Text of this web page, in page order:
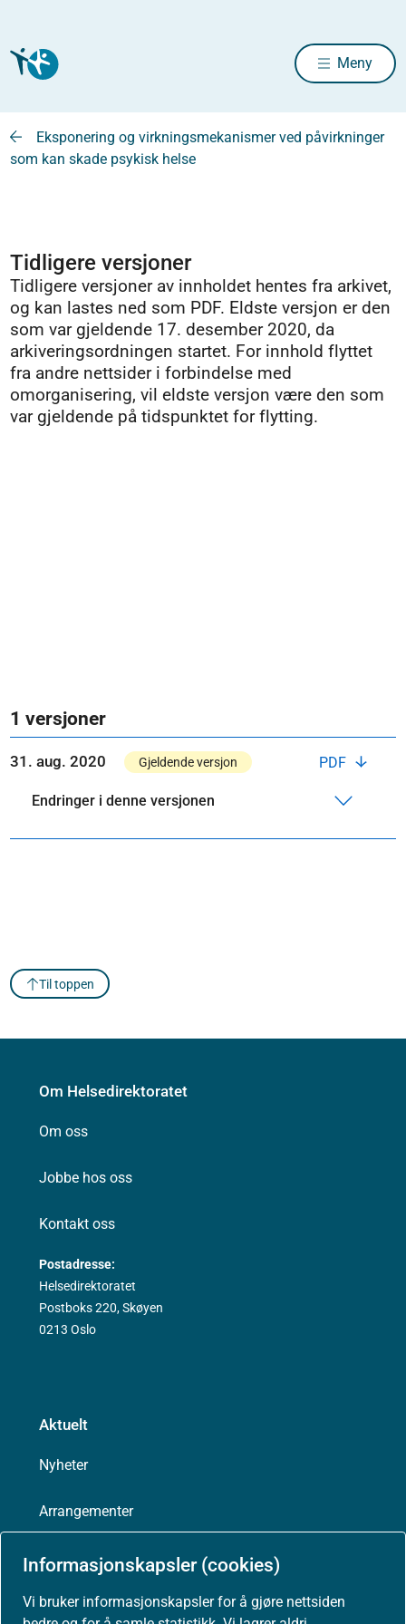
Informasjonskapsler (cookies)
Vi bruker informasjonskapsler for å gjøre nettsiden
Meny
Eksponering og virkningsmekanismer ved påvirkninger
som kan skade psykisk helse
Tidligere versjoner
Tidligere versjoner av innholdet hentes fra arkivet,
og kan lastes ned som PDF. Eldste versjon er den
som var gjeldende 17. desember 2020, da
arkiveringsordningen startet. For innhold flyttet
fra andre nettsider i forbindelse med
omorganisering, vil eldste versjon være den som
var gjeldende på tidspunktet for flytting.
1 versjoner
PDF
31. aug. 2020 Gjeldende versjon
Endringer i denne versjonen
Til toppen
Om Helsedirektoratet
Om oss
Jobbe hos oss
Kontakt oss
Postadresse:
Helsedirektoratet
Postboks 220, Skøyen
0213 Oslo
Aktuelt
Nyheter
Arrangementer
Høringer
Presse